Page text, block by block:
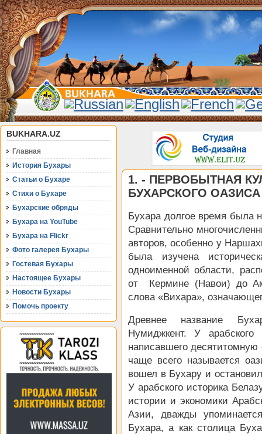
BUKHARA.UZ
Главная
История Бухары
Статьи о Бухаре
Стихи о Бухаре
Бухарские обряды
Бухара на YouTube
Бухара на Flickr
Фото галерея Бухары
Гостевая Бухары
Настоящее Бухары
Новости Бухары
Помочь проекту
1. - ПЕРВОБЫТНАЯ
БУХАРСКОГО ОАЗИСА
Бухара долгое время была
Сравнительно
авторов, особенно у
была изучена
одноименной области,
от Кермине (Навои) до
слова «Вихара»,
Древнее название
Нумиджкент. У арабского
написавшего
чаще всего называется
вошел в Бухару и
У арабского историка
истории и экономики
Азии, дважды
Бухара, а как столица